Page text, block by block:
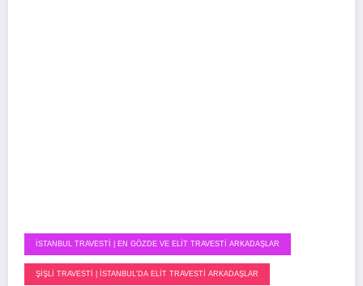
İSTANBUL TRAVESTI | EN GÖZDE VE ELIT TRAVESTI ARKADAŞLAR
ŞIŞLI TRAVESTI | İSTANBUL'DA ELIT TRAVESTI ARKADAŞLAR